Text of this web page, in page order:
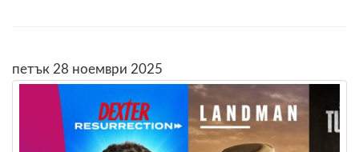
петък 28 ноември 2025